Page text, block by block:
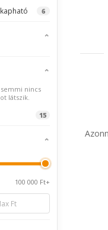
6
nincs
látszik.
15
100 000 Ft+